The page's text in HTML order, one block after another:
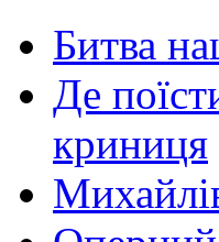
Битва
Де
криниця